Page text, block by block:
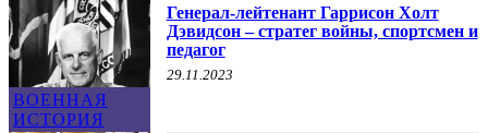
ВОЕННАЯ
ИСТОРИЯ
Генерал-лейтенант Гаррисон Холт
Дэвидсон – стратег войны, спортсмен и
педагог
29.11.2023